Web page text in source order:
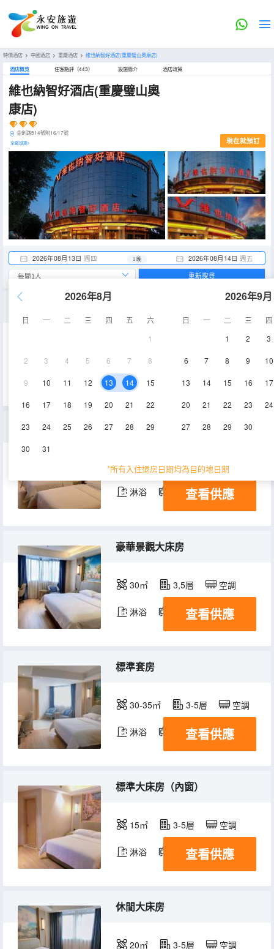
特價酒店 > 中國酒店 > 重慶酒店 > 維也納智好酒店(重慶璧山奧康店)
酒店概览 住客點評（443） 設施簡介 酒店政策
維也納智好酒店(重慶璧山奧
康店)
金劍路514號附16/17號
全部設施> 現在就預訂
2026年08月13日 週四 2026年08月14日 週五
1 晚
2026年8月
日 一 二 三 四 五
六
1
2 3 4 5 6 7 8
9 10 11 12 13 14 15
16 17 18 19 20 21 22
23 24 25 26 27 28 29
30 31
2026年9月
日 一 二 三
四
1
2 3
6 7 8 9 10
13 14 15 16 17
20 21 22 23 24
27 28 29 30
*所有入住退房日期均為目的地日期
重新搜尋
空調
淋浴
豪華景觀雙床房
30㎡ 3,5層 空調
淋浴 電視機
查看供應
豪華景觀大床房
30㎡ 3,5層 空調
淋浴 電視機
查看供應
標準套房
30-35㎡ 3-5層 空調
淋浴 電視機
查看供應
標準大床房（內窗）
15㎡ 3-5層 空調
淋浴 電視機
查看供應
休閒大床房
20㎡ 3-5層 空調